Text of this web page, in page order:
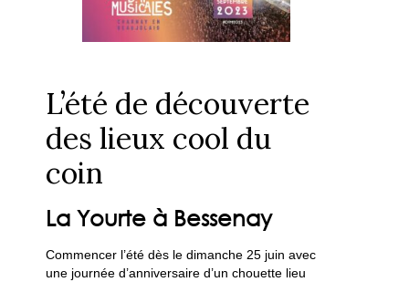
L’été de découverte
des lieux cool du
coin
La Yourte à Bessenay
Commencer l’été dès le dimanche 25 juin avec
une journée d’anniversaire d’un chouette lieu